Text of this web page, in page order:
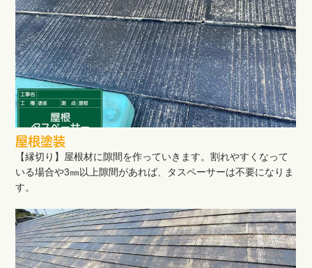
屋根塗装
【縁切り】屋根材に隙間を作っていきます。割れやすくなって
いる場合や3㎜以上隙間があれば、タスペーサーは不要になりま
す。